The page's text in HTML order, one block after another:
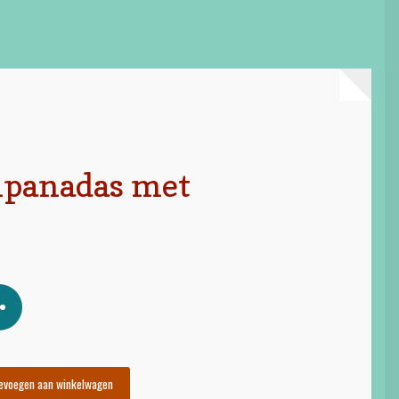
met
aan winkelwagen